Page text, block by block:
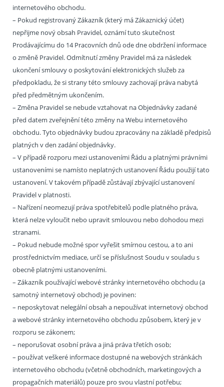
internetového obchodu.
– Pokud registrovaný Zákazník (který má Zákaznický účet)
nepřijme nový obsah Pravidel, oznámí tuto skutečnost
Prodávajícímu do 14 Pracovních dnů ode dne obdržení informace
o změně Pravidel. Odmítnutí změny Pravidel má za následek
ukončení smlouvy o poskytování elektronických služeb za
předpokladu, že si strany této smlouvy zachovají práva nabytá
před předmětným ukončením.
– Změna Pravidel se nebude vztahovat na Objednávky zadané
před datem zveřejnění této změny na Webu internetového
obchodu. Tyto objednávky budou zpracovány na základě předpisů
platných v den zadání objednávky.
– V případě rozporu mezi ustanoveními Řádu a platnými právními
ustanoveními se namísto neplatných ustanovení Řádu použijí tato
ustanovení. V takovém případě zůstávají zbývající ustanovení
Pravidel v platnosti.
– Nařízení neomezují práva spotřebitelů podle platného práva,
která nelze vyloučit nebo upravit smlouvou nebo dohodou mezi
stranami.
– Pokud nebude možné spor vyřešit smírnou cestou, a to ani
prostřednictvím mediace, určí se příslušnost Soudu v souladu s
obecně platnými ustanoveními.
– Zákazník používající webové stránky internetového obchodu (a
samotný internetový obchod) je povinen:
– neposkytovat nelegální obsah a nepoužívat internetový obchod
a webové stránky internetového obchodu způsobem, který je v
rozporu se zákonem;
– neporušovat osobní práva a jiná práva třetích osob;
– používat veškeré informace dostupné na webových stránkách
internetového obchodu (včetně obchodních, marketingových a
propagačních materiálů) pouze pro svou vlastní potřebu;